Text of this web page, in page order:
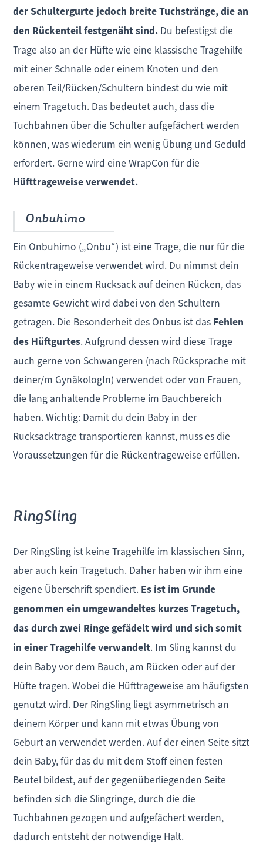
der Schultergurte jedoch breite Tuchstränge, die an
den Rückenteil festgenäht sind. Du befestigst die
Trage also an der Hüfte wie eine klassische Tragehilfe
mit einer Schnalle oder einem Knoten und den
oberen Teil/Rücken/Schultern bindest du wie mit
einem Tragetuch. Das bedeutet auch, dass die
Tuchbahnen über die Schulter aufgefächert werden
können, was wiederum ein wenig Übung und Geduld
erfordert. Gerne wird eine WrapCon für die
Hüfttrageweise verwendet.
Onbuhimo
Ein Onbuhimo („Onbu“) ist eine Trage, die nur für die
Rückentrageweise verwendet wird. Du nimmst dein
Baby wie in einem Rucksack auf deinen Rücken, das
gesamte Gewicht wird dabei von den Schultern
getragen. Die Besonderheit des Onbus ist das Fehlen
des Hüftgurtes. Aufgrund dessen wird diese Trage
auch gerne von Schwangeren (nach Rücksprache mit
deiner/m GynäkologIn) verwendet oder von Frauen,
die lang anhaltende Probleme im Bauchbereich
haben. Wichtig: Damit du dein Baby in der
Rucksacktrage transportieren kannst, muss es die
Voraussetzungen für die Rückentrageweise erfüllen.
RingSling
Der RingSling ist keine Tragehilfe im klassischen Sinn,
aber auch kein Tragetuch. Daher haben wir ihm eine
eigene Überschrift spendiert. Es ist im Grunde
genommen ein umgewandeltes kurzes Tragetuch,
das durch zwei Ringe gefädelt wird und sich somit
in einer Tragehilfe verwandelt. Im Sling kannst du
dein Baby vor dem Bauch, am Rücken oder auf der
Hüfte tragen. Wobei die Hüfttrageweise am häufigsten
genutzt wird. Der RingSling liegt asymmetrisch an
deinem Körper und kann mit etwas Übung von
Geburt an verwendet werden. Auf der einen Seite sitzt
dein Baby, für dasdu mit dem Stoff einen festen
Beutel bildest, auf der gegenüberliegenden Seite
befinden sich die Slingringe, durch die die
Tuchbahnen gezogen und aufgefächert werden,
dadurch entsteht der notwendige Halt.